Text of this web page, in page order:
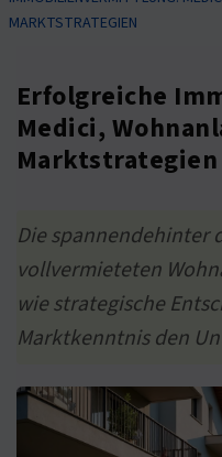
MARKTSTRATEGIEN
Erfolgreiche
Medici,
Marktstrategien
Die spannendehinter
vollvermieteten
wie strategische
Marktkenntnis den